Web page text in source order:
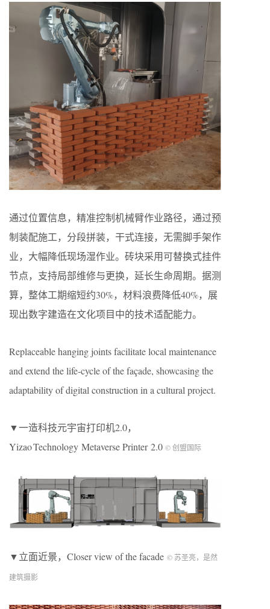
通过位置信息，精准控制机械臂作业路径，通过预
制装配施工，分段拼装，干式连接，无需脚手架作
业，大幅降低现场湿作业。砖块采用可替换式挂件
节点，支持局部维修与更换，延长生命周期。据测
算，整体工期缩短约30%，材料浪费降低40%，展
现出数字建造在文化项目中的技术适配能力。
Replaceable hanging joints facilitate local maintenance
and extend the life‑cycle of the façade, showcasing the
adaptability of digital construction in a cultural project.
▼一造科技元宇宙打印机2.0，
Yizao Technology Metaverse Printer 2.0 © 创盟国际
▼立面近景，Closer view of the facade © 苏圣亮，是然
建筑摄影